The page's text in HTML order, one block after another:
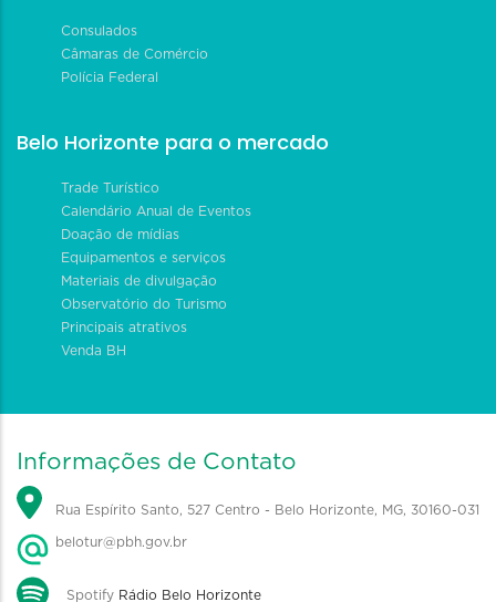
Consulados
Câmaras de Comércio
Polícia Federal
Belo Horizonte para o mercado
Trade Turístico
Calendário Anual de Eventos
Doação de mídias
Equipamentos e serviços
Materiais de divulgação
Observatório do Turismo
Principais atrativos
Venda BH
Informações de Contato
Rua Espírito Santo, 527 Centro - Belo Horizonte, MG, 30160-031
belotur@pbh.gov.br
Spotify Rádio Belo Horizonte